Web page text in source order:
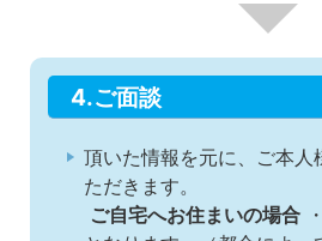
4.ご面談
頂いた情報を元に、ご本⼈
ただきます。
ご⾃宅へお住まいの場合